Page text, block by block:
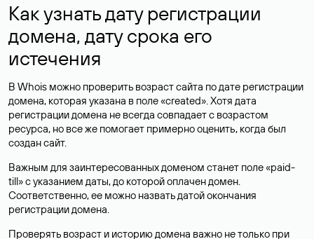
Как узнать дату регистрации
домена, дату срока его
истечения
В Whois можно проверить возраст сайта по дате регистрации
домена, которая указана в поле «created». Хотя дата
регистрации домена не всегда совпадает с возрастом
ресурса, но все же помогает примерно оценить, когда был
создан сайт.
Важным для заинтересованных доменом станет поле «paid-
till» с указанием даты, до которой оплачен домен.
Соответственно, ее можно назвать датой окончания
регистрации домена.
Проверять возраст и историю домена важно не только при